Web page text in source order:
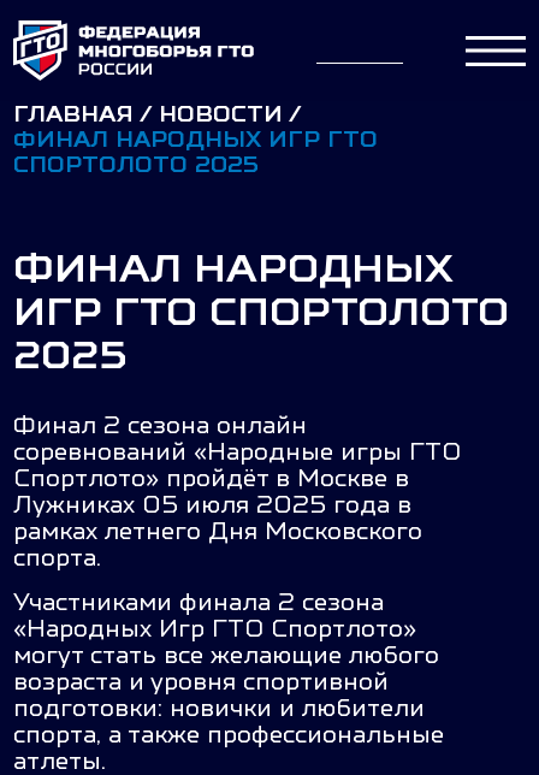
ГЛАВНАЯ
НОВОСТИ
ФИНАЛ НАРОДНЫХ ИГР ГТО
СПОРТОЛОТО 2025
ФИНАЛ НАРОДНЫХ
ИГР ГТО СПОРТОЛОТО
2025
Финал 2 сезона онлайн
соревнований «Народные игры ГТО
Спортлото» пройдёт в Москве в
Лужниках 05 июля 2025 года в
рамках летнего Дня Московского
спорта.
Участниками финала 2 сезона
«Народных Игр ГТО Спортлото»
могут стать все желающие любого
возраста и уровня спортивной
подготовки: новички и любители
спорта, а также профессиональные
атлеты.